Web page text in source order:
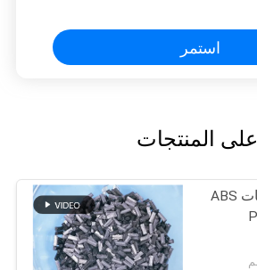
استمر
أعلى المنتجات
SS 6.5um Dia حبيبات ABS